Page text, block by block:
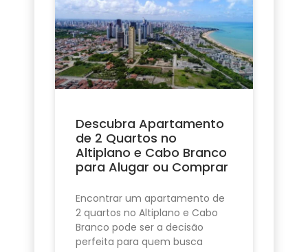
Descubra Apartamento
de 2 Quartos no
Altiplano e Cabo Branco
para Alugar ou Comprar
Encontrar um apartamento de
2 quartos no Altiplano e Cabo
Branco pode ser a decisão
perfeita para quem busca